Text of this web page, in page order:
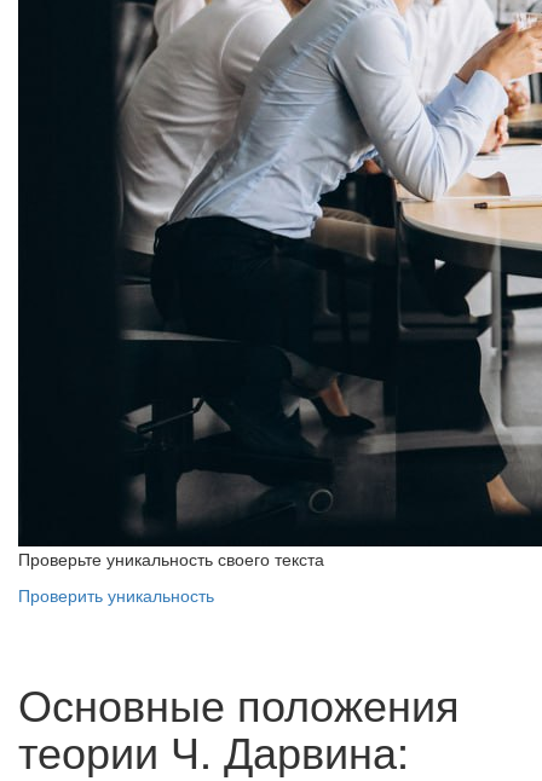
Проверьте уникальность своего текста
Проверить уникальность
Основные положения
теории Ч. Дарвина: